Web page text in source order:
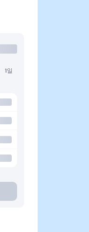
1일